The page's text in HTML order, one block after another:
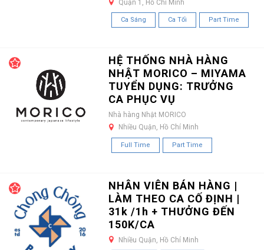
Quận 1, Hồ Chí Minh
Ca Sáng Ca Tối Part Time
HỆ THỐNG NHÀ HÀNG
NHẬT MORICO – MIYAMA
TUYỂN DỤNG: TRƯỞNG
CA PHỤC VỤ
Nhà hàng Nhật MORICO
Nhiều Quận, Hồ Chí Minh
Full Time Part Time
NHÂN VIÊN BÁN HÀNG |
LÀM THEO CA CỐ ĐỊNH |
31k /1h + THƯỞNG ĐẾN
150K/CA
Nhiều Quận, Hồ Chí Minh